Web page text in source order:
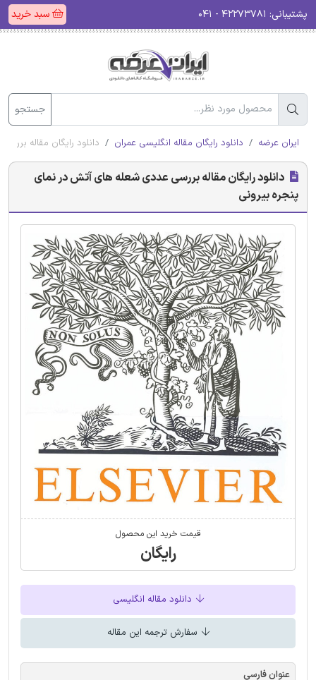
پشتیبانی: سبد خرید
جستجو
ایران عرضه دانلود رایگان مقاله انگلیسی عمران دانلود رایگان مقاله
دانلود رایگان مقاله بررسی عددی شعله های آتش در نمای
پنجره بیرونی
قیمت خرید این محصول
رایگان
دانلود مقاله انگلیسی
سفارش ترجمه این مقاله
عنوان فارسی